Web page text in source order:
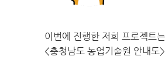
이번에 진행한 저희 프로젝트는
<충청남도 농업기술원 안내도